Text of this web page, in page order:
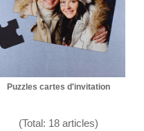
Puzzles cartes d'invitation
(Total: 18 articles)